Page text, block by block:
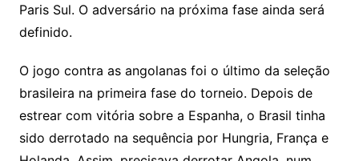
sr
o
m
m
l
Paris Sul. O adversário na próxima fase ainda será
definido.
O jogo contra as angolanas foi o último da seleção
brasileira na primeira fase do torneio. Depois de
estrear com vitória sobre a Espanha, o Brasil tinha
sido derrotado na sequência por Hungria, França e